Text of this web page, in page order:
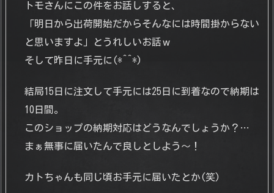
トモさんにこの件をお話しすると、
「明日から出荷開始だからそんなには時間掛からない
と思いますよ」とうれしいお話ｗ
そして昨日に手元に(*^^*)
結局15日に注文して手元には25日に到着なので納期は
10日間。
このショップの納期対応はどうなんでしょうか？…
まぁ無事に届いたんで良しとしよう～！
カトちゃんも同じ頃お手元に届いたとか(笑)